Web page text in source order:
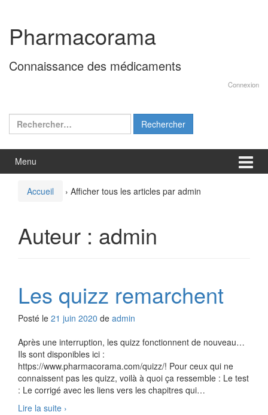
contenu
menu
principal
Pharmacorama
Connaissance des médicaments
Connexion
Rechercher :
Menu
Accueil › Afficher tous les articles par admin
Auteur : admin
Les quizz remarchent
Posté le 21 juin 2020 de admin
Après une interruption, les quizz fonctionnent de nouveau…
Ils sont disponibles ici :
https://www.pharmacorama.com/quizz/! Pour ceux qui ne
connaissent pas les quizz, voilà à quoi ça ressemble : Le test
: Le corrigé avec les liens vers les chapitres qui…
Lire la suite Les
›